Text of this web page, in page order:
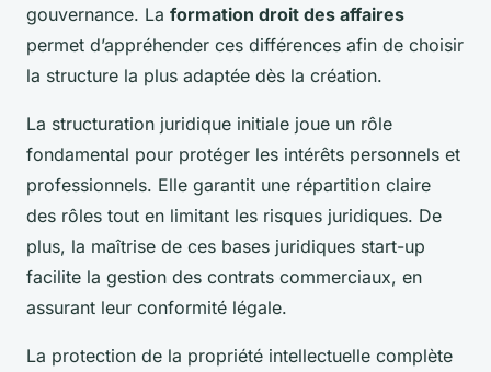
gouvernance. La formation droit des affaires
permet d’appréhender ces différences afin de choisir
la structure la plus adaptée dès la création.
La structuration juridique initiale joue un rôle
fondamental pour protéger les intérêts personnels et
professionnels. Elle garantit une répartition claire
des rôles tout en limitant les risques juridiques. De
plus, la maîtrise de ces bases juridiques start-up
facilite la gestion des contrats commerciaux, en
assurant leur conformité légale.
La protection de la propriété intellectuelle complète